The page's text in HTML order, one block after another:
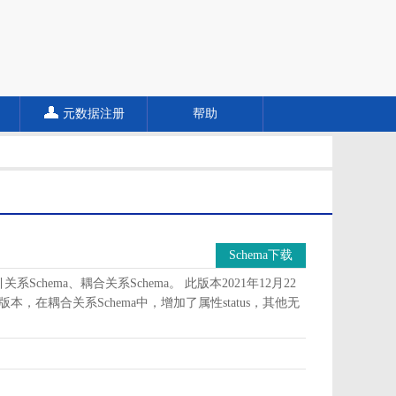
元数据注册 帮助
Schema下载
系Schema、耦合关系Schema。 此版本2021年12月22
本，在耦合关系Schema中，增加了属性status，其他无